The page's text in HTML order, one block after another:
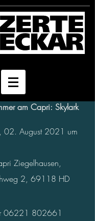
am Capri: Skylark
02. August 2021 um
Ziegelhausen,
2, 69118 HD
06221 802661